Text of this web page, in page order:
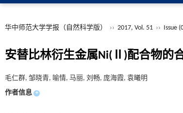
华中师范大学学报（自然科学版） ›› 2017, Vol. 51 ›› Issue
安替比林衍生金属Ni(Ⅱ)配合物的
毛仁群, 邹晓青, 喻情, 马丽, 刘畅, 庞海霞, 袁曦明
作者信息 +